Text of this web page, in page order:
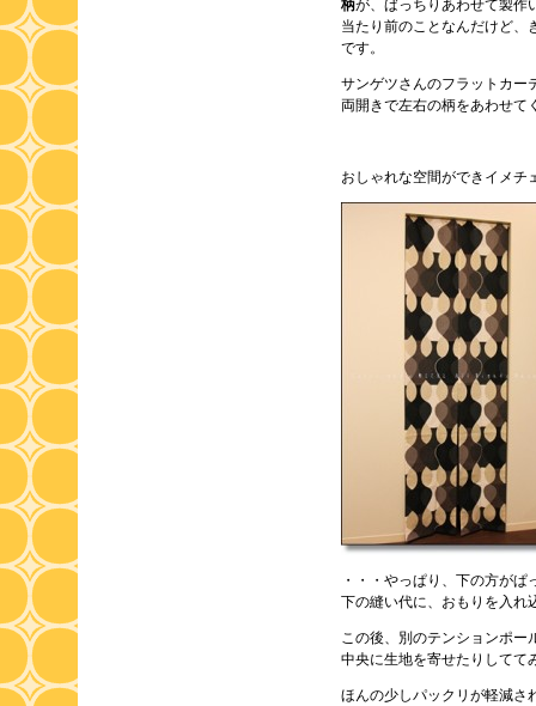
柄が、ばっちりあわせて製作
当たり前のことなんだけど、
です。
サンゲツさんのフラットカー
両開きで左右の柄をあわせて
おしゃれな空間ができイメチ
・・・やっぱり、下の方がぱ
下の縫い代に、おもりを入れ
この後、別のテンションポー
中央に生地を寄せたりしてて
ほんの少しパックリが軽減さ